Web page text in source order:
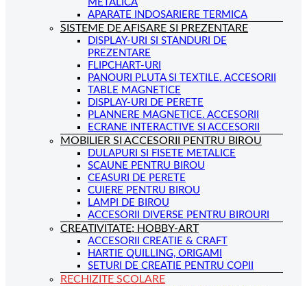
METALICA
APARATE INDOSARIERE TERMICA
SISTEME DE AFISARE SI PREZENTARE
DISPLAY-URI SI STANDURI DE
PREZENTARE
FLIPCHART-URI
PANOURI PLUTA SI TEXTILE. ACCESORII
TABLE MAGNETICE
DISPLAY-URI DE PERETE
PLANNERE MAGNETICE. ACCESORII
ECRANE INTERACTIVE SI ACCESORII
MOBILIER SI ACCESORII PENTRU BIROU
DULAPURI SI FISETE METALICE
SCAUNE PENTRU BIROU
CEASURI DE PERETE
CUIERE PENTRU BIROU
LAMPI DE BIROU
ACCESORII DIVERSE PENTRU BIROURI
CREATIVITATE; HOBBY-ART
ACCESORII CREATIE & CRAFT
HARTIE QUILLING, ORIGAMI
SETURI DE CREATIE PENTRU COPII
RECHIZITE SCOLARE